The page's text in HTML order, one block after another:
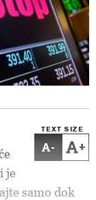
TEXT SIZE
- +
je
samo dok